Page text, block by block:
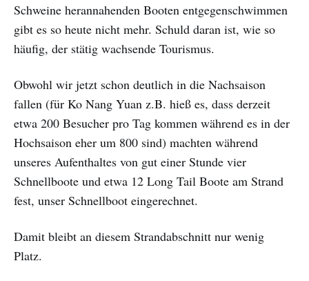
Schweine herannahenden Booten entgegenschwimmen
gibt es so heute nicht mehr. Schuld daran ist, wie so
häufig, der stätig wachsende Tourismus.
Obwohl wir jetzt schon deutlich in die Nachsaison
fallen (für Ko Nang Yuan z.B. hieß es, dass derzeit
etwa 200 Besucher pro Tag kommen während es in der
Hochsaison eher um 800 sind) machten während
unseres Aufenthaltes von gut einer Stunde vier
Schnellboote und etwa 12 Long Tail Boote am Strand
fest, unser Schnellboot eingerechnet.
Damit bleibt an diesem Strandabschnitt nur wenig
Platz.